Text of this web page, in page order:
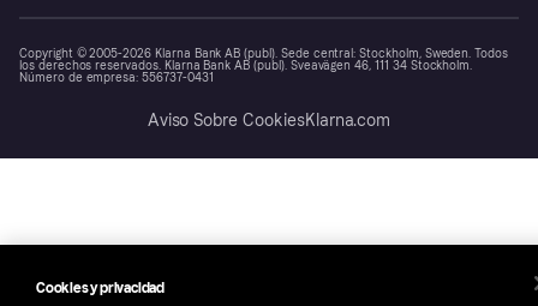
Copyright © 2005-2026 Klarna Bank AB (publ). Sede central: Stockholm, Sweden. Todos
los derechos reservados. Klarna Bank AB (publ). Sveavägen 46, 111 34 Stockholm.
Número de empresa: 556737-0431
Aviso Sobre CookiesKlarna.com
Cookies y privacidad